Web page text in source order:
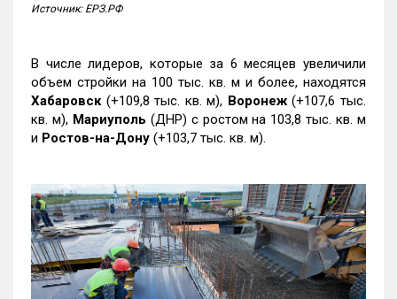
Источник: ЕРЗ.РФ
В числе лидеров, которые за 6 месяцев увеличили
объем стройки на 100 тыс. кв. м и более, находятся
Хабаровск (+109,8 тыс. кв. м), Воронеж(+107,6 тыс.
кв. м), Мариуполь (ДНР) с ростом на 103,8 тыс. кв. м
и Ростов-на-Дону (+103,7 тыс. кв. м).